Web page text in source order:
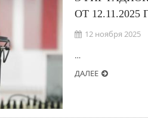
ОТ 12.11.2025
12 ноября 2025
…
ДАЛЕЕ